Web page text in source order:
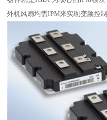
外机风扇均需IPM来实现变频控制